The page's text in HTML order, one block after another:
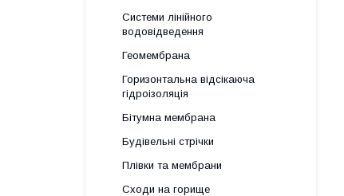
Системи лінійного
водовідведення
Геомембрана
Горизонтальна відсікаюча
гідроізоляція
Бітумна мембрана
Будівельні стрічки
Плівки та мембрани
Сходи на горище